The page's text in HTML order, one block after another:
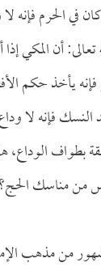
في الحرم فإنه
أن المكي
يأخذ حكم
فإنه لا
بطواف
مناسك الحج؟
من مذهب